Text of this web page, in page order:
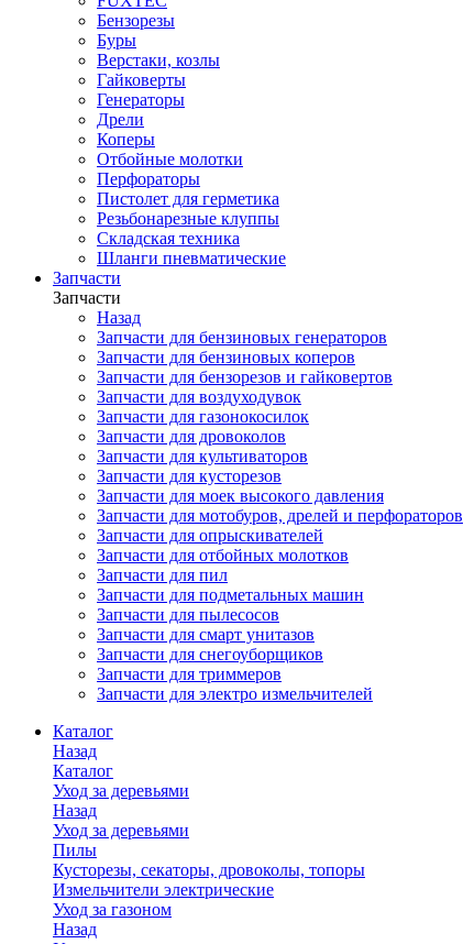
Бензорезы
Буры
Верстаки, козлы
Гайковерты
Генераторы
Дрели
Коперы
Отбойные молотки
Перфораторы
Пистолет для герметика
Резьбонарезные клуппы
Складская техника
Шланги пневматические
Запчасти
Запчасти
Назад
Запчасти для бензиновых генераторов
Запчасти для бензиновых коперов
Запчасти для бензорезов и гайковертов
Запчасти для воздуходувок
Запчасти для газонокосилок
Запчасти для дровоколов
Запчасти для культиваторов
Запчасти для кусторезов
Запчасти для моек высокого давления
Запчасти для мотобуров, дрелей и перфораторов
Запчасти для опрыскивателей
Запчасти для отбойных молотков
Запчасти для пил
Запчасти для подметальных машин
Запчасти для пылесосов
Запчасти для смарт унитазов
Запчасти для снегоуборщиков
Запчасти для триммеров
Запчасти для электро измельчителей
Каталог
Назад
Каталог
Уход за деревьями
Назад
Уход за деревьями
Пилы
Кусторезы, секаторы, дровоколы, топоры
Измельчители электрические
Уход за газоном
Назад